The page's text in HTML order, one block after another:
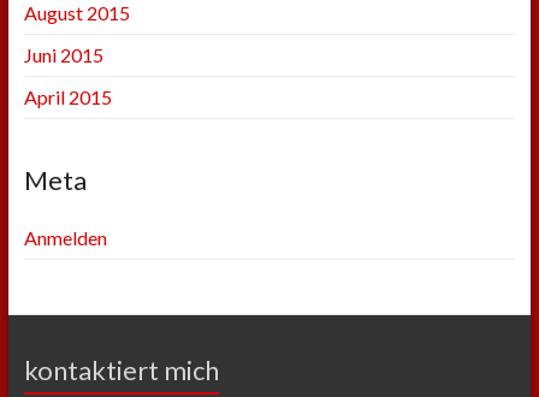
August 2015
Juni 2015
April 2015
Meta
Anmelden
kontaktiert mich